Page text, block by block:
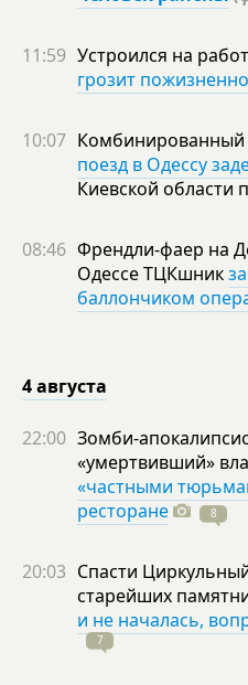
11:59 Устроился на
грозит
10:07 Комбинированный
поезд в Одессу
Киевской области
08:46 Френдли-фаер на
Одессе ТЦКшник
баллончиком
4 августа
22:00 Зомби-
«умертвивший»
«частными
ресторане
8
20:03 Спасти
старейших
и не началась,
7